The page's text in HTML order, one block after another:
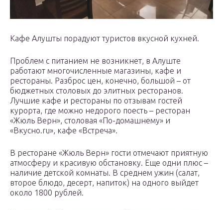
Кафе Алушты порадуют туристов вкусной кухней.
Проблем с питанием не возникнет, в Алуште
работают многочисленные магазины, кафе и
рестораны. Разброс цен, конечно, большой – от
бюджетных столовых до элитных ресторанов.
Лучшие кафе и рестораны по отзывам гостей
курорта, где можно недорого поесть – ресторан
«Жюль Верн», столовая «По-домашнему» и
«Вкусно.ru», кафе «Встреча».
В ресторане «Жюль Верн» гости отмечают приятную
атмосферу и красивую обстановку. Еще одни плюс –
наличие детской комнаты. В среднем ужин (салат,
второе блюдо, десерт, напиток) на одного выйдет
около 1800 рублей.